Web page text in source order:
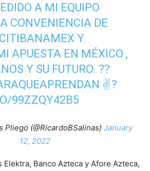
A MI EQUIPO
CONVENIENCIA DE
Y
APUESTA EN MÉXICO ,
Y SU FUTURO. ??
✌?
99ZZQY42B5
(@RicardoBSalinas) January
12, 2022
Elektra, Banco Azteca y Afore Azteca,